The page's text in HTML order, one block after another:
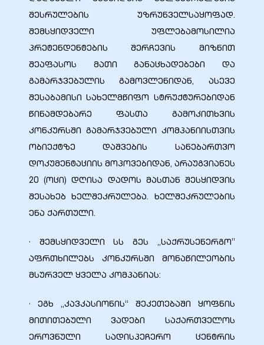
შესრულების უზრუნველსაყოფად.
შემსყიდველი უფლებამოსილია
პრეტენდენტების შერჩევის მიზნით
შეაფასოს მათი განაცხადებები და
გამარჯვებულის გამოვლენიდან, ასევე
შესაბამისი სახელმწიფო სტრუქტურებიდან
წინამდებარე ფასთა გამოკითხვის
კონკურსში გამარჯვებული კომპანიისთვის
ობიექტზე დაშვების სანებართვო
დოკუმენტაციის მოპოვებიდან, არაუგვიანეს
20 (ოცი) დღისა დადოს მასთან შესყიდვის
შესახებ ხელშეკრულება. ხელშეკრულების
ენა ქართული.
· შემსყიდველი სს გეს ,,საქრუსენერგო’’
აფრთხილებს კონკურსში მონაწილეობის
მსურველ ყველა კომპანიას:
· ეგხ „კავკასიონის“ შეკეთებაში ყოფნის
მითითებული ვადები საქართველოს
ეროვნული სადისპეჩერო ცენტრის